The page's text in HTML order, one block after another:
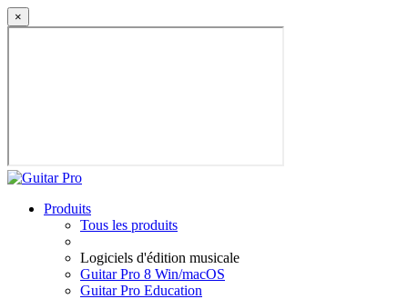
×
Produits
Tous les produits
Logiciels d'édition musicale
Guitar Pro 8 Win/macOS
Guitar Pro Education